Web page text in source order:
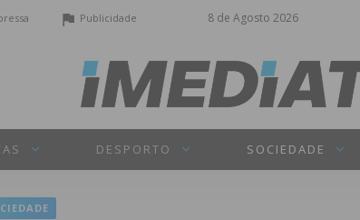
8 de Agosto 2026
Publicidade
DESPORTO SOCIEDADE